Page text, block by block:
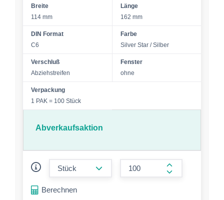
Breite
114 mm
Länge
162 mm
DIN Format
C6
Farbe
Silver Star / Silber
Verschluß
Abziehstreifen
Fenster
ohne
Verpackung
1 PAK = 100 Stück
Abverkaufsaktion
form.increase-
Berechnen